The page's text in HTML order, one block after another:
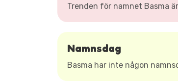
Trenden för namnet Basma
Namnsdag
Basma har inte någon